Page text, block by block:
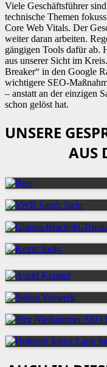
Viele Geschäftsführer
technische Themen
Core Web Vitals. Der
weiter daran arbeiten.
gängigen Tools dafür ab.
aus unserer Sicht im
Breaker“ in den Google
wichtigere SEO-
– anstatt an der einzigen
schon gelöst hat.
UNSERE
AUS